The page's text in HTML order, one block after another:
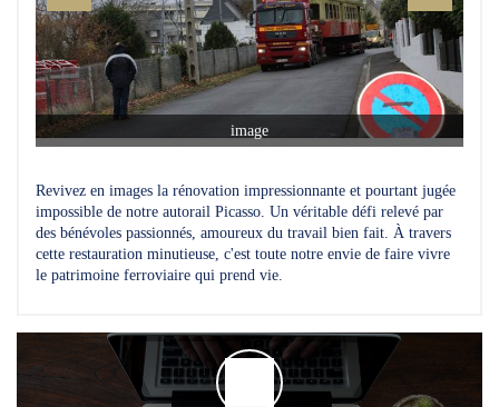
image
Revivez en images la rénovation impressionnante et pourtant jugée
impossible de notre autorail Picasso. Un véritable défi relevé par
des bénévoles passionnés, amoureux du travail bien fait. À travers
cette restauration minutieuse, c'est toute notre envie de faire vivre
le patrimoine ferroviaire qui prend vie.